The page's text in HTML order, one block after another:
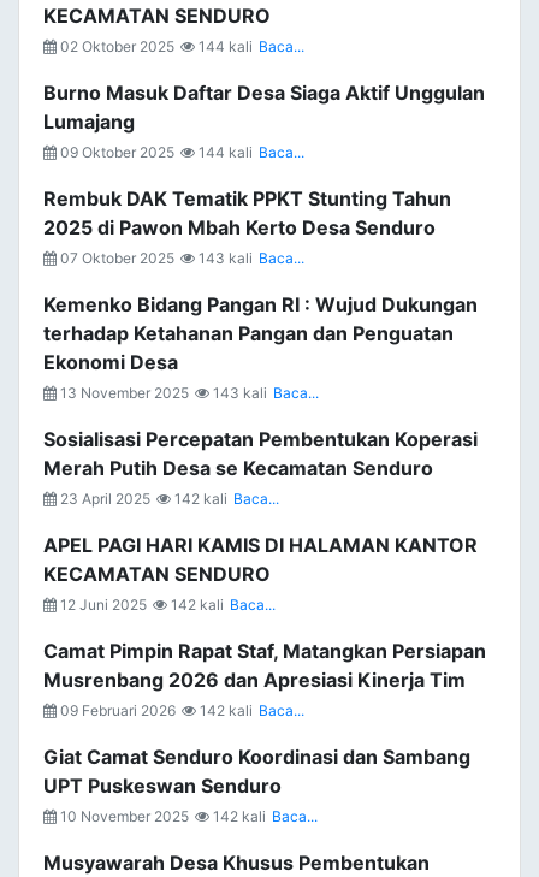
KECAMATAN SENDURO
02 Oktober 2025 144 kali Baca...
Burno Masuk Daftar Desa Siaga Aktif Unggulan
Lumajang
09 Oktober 2025 144 kali Baca...
Rembuk DAK Tematik PPKT Stunting Tahun
2025 di Pawon Mbah Kerto Desa Senduro
07 Oktober 2025 143 kali Baca...
Kemenko Bidang Pangan RI : Wujud Dukungan
terhadap Ketahanan Pangan dan Penguatan
Ekonomi Desa
13 November 2025 143 kali Baca...
Sosialisasi Percepatan Pembentukan Koperasi
Merah Putih Desa se Kecamatan Senduro
23 April 2025 142 kali Baca...
APEL PAGI HARI KAMIS DI HALAMAN KANTOR
KECAMATAN SENDURO
12 Juni 2025 142 kali Baca...
Camat Pimpin Rapat Staf, Matangkan Persiapan
Musrenbang 2026 dan Apresiasi Kinerja Tim
09 Februari 2026 142 kali Baca...
Giat Camat Senduro Koordinasi dan Sambang
UPT Puskeswan Senduro
10 November 2025 142 kali Baca...
Musyawarah Desa Khusus Pembentukan